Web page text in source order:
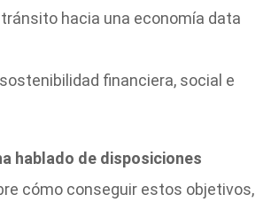
hacia una economía data
financiera, social e
hablado de disposiciones
cómo conseguir estos objetivos,